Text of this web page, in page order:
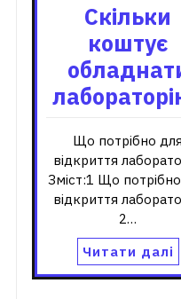
Скільки
коштує
Що потрібно для
відкриття
Зміст:1 Що
відкриття
2…
Читати далі